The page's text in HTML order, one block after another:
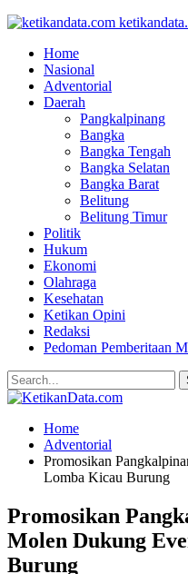
Home
Nasional
Adventorial
Daerah
Pangkalpinang
Bangka
Bangka Tengah
Bangka Selatan
Bangka Barat
Belitung
Belitung Timur
Politik
Hukum
Ekonomi
Olahraga
Kesehatan
Ketikan Opini
Redaksi
Pedoman Pemberitaan
Home
Adventorial
Promosikan
Lomba Kicau Burung
Promosikan
Molen Dukung
Burung